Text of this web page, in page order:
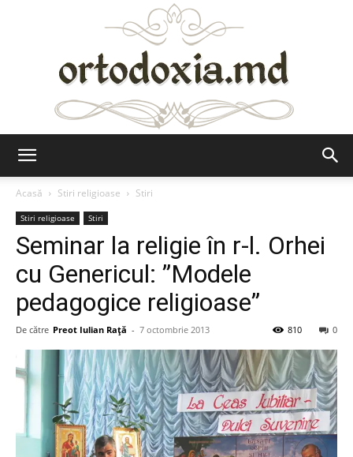
Acasă
Stiri religioase Stiri
Stiri religioase Stiri
Seminar la religie în r-l. Orhei
cu Genericul: ”Modele
pedagogice religioase”
De către Preot Iulian Raţă - 7 octombrie 2013 0
810